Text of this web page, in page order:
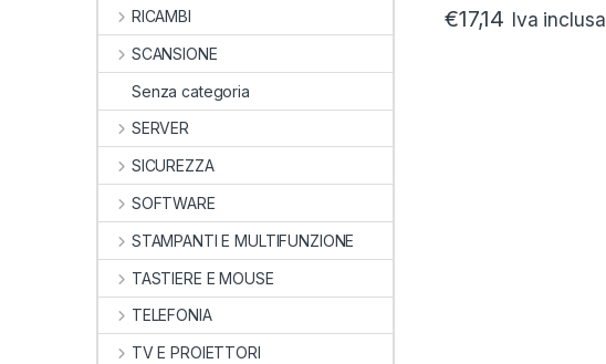
€17,14 Iva inclusa
RICAMBI
SCANSIONE
Senza categoria
SERVER
SICUREZZA
SOFTWARE
STAMPANTI E MULTIFUNZIONE
TASTIERE E MOUSE
TELEFONIA
TV E PROIETTORI